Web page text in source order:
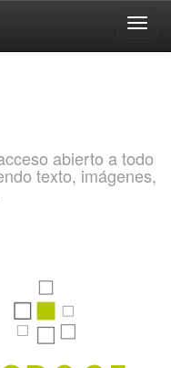
abierto a todo
texto, imágenes,